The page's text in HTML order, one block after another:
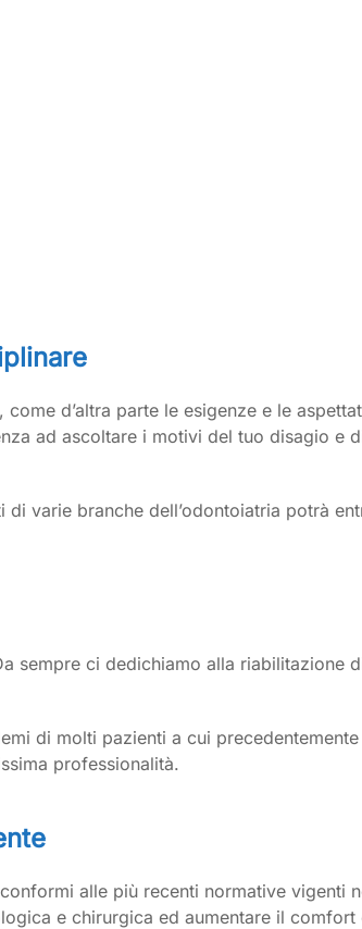
d’altra parte le esigenze e le
ad ascoltare i motivi del tuo disagio e
varie branche dell’odontoiatria potrà
sempre ci dedichiamo alla riabilitazione
di molti pazienti a cui
professionalità.
alle più recenti normative vigenti
e chirurgica ed aumentare il